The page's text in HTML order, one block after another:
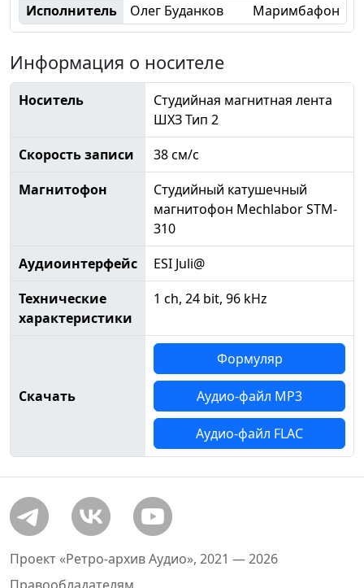
Исполнитель Олег Буданков Маримбафон
Информация о носителе
Носитель
Студийная магнитная лента
ШХЗ Тип 2
Скорость записи
38 см/с
Магнитофон
Студийный катушечный
магнитофон Mechlabor STM-
310
Аудиоинтерфейс
ESI Juli@
Технические
характеристики
1 ch, 24 bit, 96 kHz
Скачать
Формуляр
Аудио-файл MP3
Аудио-файл FLAC
Проект «Ретро-архив Аудио», 2021 — 2026